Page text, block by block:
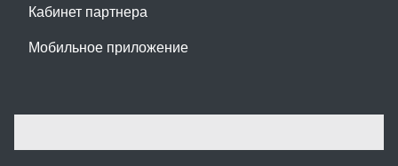
Кабинет партнера
Мобильное приложение